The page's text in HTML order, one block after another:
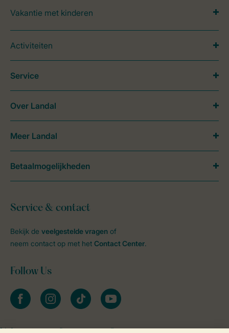
Vakantie met kinderen
Activiteiten
Service & contact
Bekijk de veelgestelde vragen of
neem contact op met het Contact Center.
Follow Us
facebookinstagramtiktok youtube
Service
Over Landal
Meer Landal
Betaalmogelijkheden